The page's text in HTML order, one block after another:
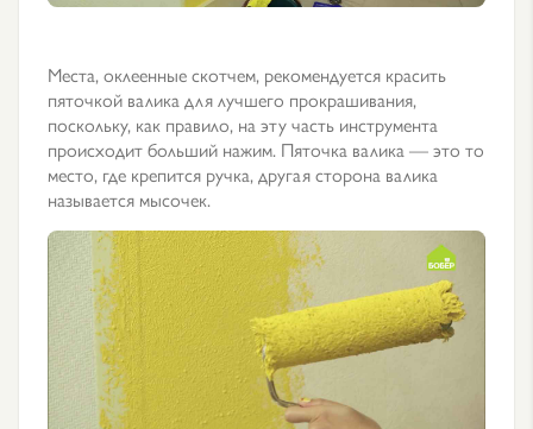
Места, оклеенные скотчем, рекомендуется красить
пяточкой валика для лучшего прокрашивания,
поскольку, как правило, на эту часть инструмента
происходит больший нажим. Пяточка валика — это то
место, где крепится ручка, другая сторона валика
называется мысочек.